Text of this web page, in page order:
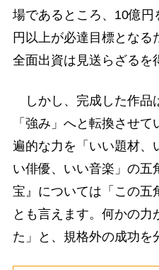
場であるところ、10億
円以上が必達目標とな
全面出資は見送らざるを
しかし、完成した作品
「強み」へと転換させ
遍的な力を「いい題材、
い俳優、いい音楽」の五
宝』については「この五
とも言えます。何かの力
た」と、規格外の成功を